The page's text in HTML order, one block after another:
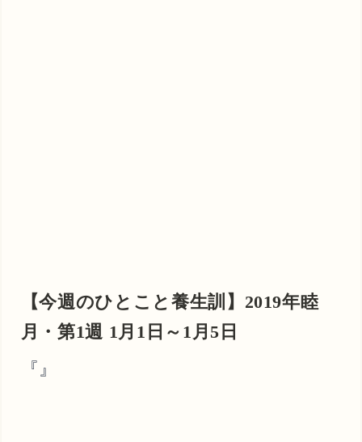
【今週のひとこと養生訓】2019年睦
月・第1週 1月1日～1月5日
『』